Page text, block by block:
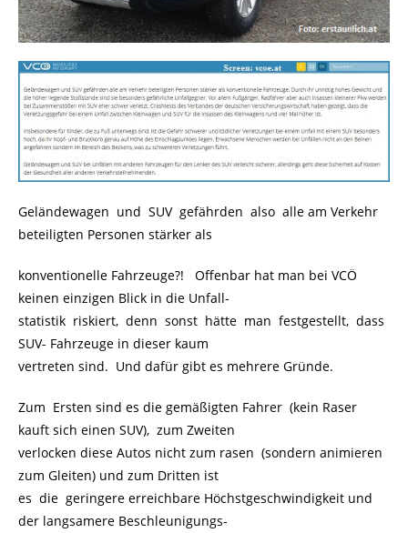
Geländewagen und SUV gefährden also alle am Verkehr
beteiligten Personen stärker als
konventionelle Fahrzeuge?! Offenbar hat man bei VCÖ
keinen einzigen Blick in die Unfall-
statistik riskiert, denn sonst hätte man festgestellt, dass
SUV- Fahrzeuge in dieser kaum
vertreten sind. Und dafür gibt es mehrere Gründe.
Zum Ersten sind es die gemäßigten Fahrer (kein Raser
kauft sich einen SUV), zum Zweiten
verlocken diese Autos nicht zum rasen (sondern animieren
zum Gleiten) und zum Dritten ist
es die geringere erreichbare Höchstgeschwindigkeit und
der langsamere Beschleunigungs-